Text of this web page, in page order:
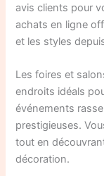
avis clients pour
achats en ligne
et les styles
Les foires et
endroits idéals
événements
prestigieuses.
tout en
décoration.